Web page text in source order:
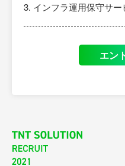
インフラ運用保守サー
エン